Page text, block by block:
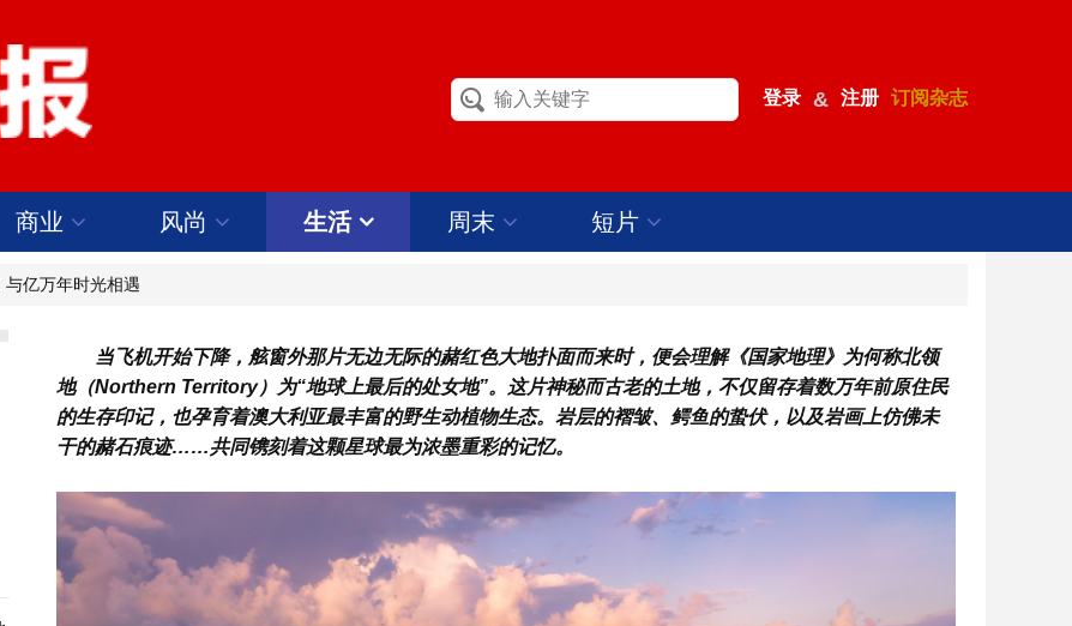
登录 & 注册 订阅杂志
商业 风尚 生活 周末 短片
与亿万年时光相遇
当飞机开始下降，舷窗外那片无边无际的赭红色大地扑面而来时，便会理解《国家地理》为何称北领
地（Northern Territory）为“地球上最后的处女地”。这片神秘而古老的土地，不仅留存着数万年前原住民
的生存印记，也孕育着澳大利亚最丰富的野生动植物生态。岩层的褶皱、鳄鱼的蛰伏，以及岩画上仿佛未
干的赭石痕迹……共同镌刻着这颗星球最为浓墨重彩的记忆。